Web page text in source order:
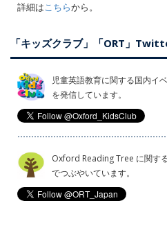
詳細はこちらから。
「キッズクラブ」「ORT」
児童英語教育に関する国内イ
を発信しています。
Oxford Reading Tree に関す
でつぶやいています。